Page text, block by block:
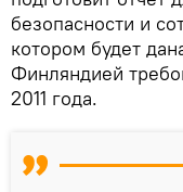
безопасности и
котором будет
Финляндией
2011 года.